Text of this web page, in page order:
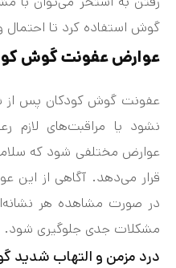
گوش استفاده کرد تا
عوارض عفونت گوش
عفونت گوش کودکان پس از
نشود یا مراقبت‌های لازم
عوارض مختلفی شود که
قرار می‌دهد. آگاهی از این
در صورت مشاهده هر
مشکلات جدی جلوگیری شود.
درد مزمن و التهاب شدید